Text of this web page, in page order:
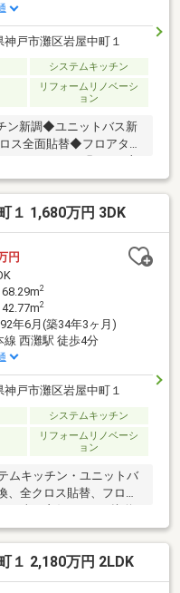
神戸市灘区岩屋中町１
システムキッチン
リフォームリノベーシ
ョン
ン新調◆ユニットバス新
全面貼替◆フロアタイ
神本線西灘駅まで徒歩
◇◆神戸不動産リアルティ
の不動産売買専門会社
クス席」にてテレビCM、
！物件の売却相談も承り
ます！
１ 1,680万円 3DK
円
2
2
年6月(築34年3ヶ月)
線 西灘駅 徒歩4分
神戸市灘区岩屋中町１
システムキッチン
リフォームリノベーシ
ョン
ムキッチン・ユニットバ
全クロス貼替、フロア
日当り良好です！※接道
トバック約４㎡要。
１ 2,180万円 2LDK